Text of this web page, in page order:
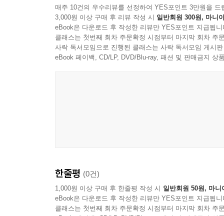
Ⅰ. 사전배려의 원칙
1. 의의
2. 위험방지와 사전배려의 구별
1) 사전배려
2) 전통적인 위험개념
7. 사전배려원칙의 구체적 실현
1) 자발적 수단
2) 명령적 수단
매주 10건의 우수리뷰를 선정하여 YES포인트 3만원을 드
3,000원 이상 구매 후 리뷰 작성 시 일반회원 300원, 마니
eBook은 다운로드 후 작성한 리뷰만 YES포인트 지급됩니
클래스는 첫번째 회차 주문확정 시점부터 마지막 회차 주
사락 독서모임으로 진행된 클래스는 사락 독서모임 게시
eBook 페이백, CD/LP, DVD/Blu-ray, 패션 및 판매금지 상
한줄평 (0건)
1,000원 이상 구매 후 한줄평 작성 시 일반회원 50원, 마니
eBook은 다운로드 후 작성한 리뷰만 YES포인트 지급됩니
클래스는 첫번째 회차 주문확정 시점부터 마지막 회차 주